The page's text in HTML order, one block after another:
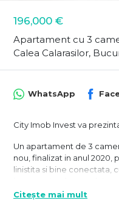
196,000 €
Apartament cu 3
Calea Calarasilor,
WhatsApp
City Imob Invest va
Un apartament de 3
nou, finalizat in anul 2020,
linistita si bine conectata,
Apartamentul este
Citește mai mult